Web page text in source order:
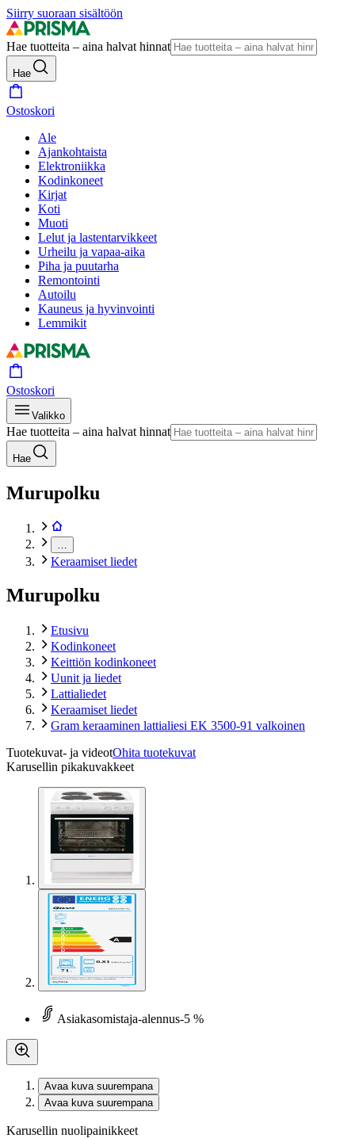
Siirry suoraan sisältöön
Hae tuotteita – aina halvat hinnat
Hae
Ostoskori
Ale
Ajankohtaista
Elektroniikka
Kodinkoneet
Kirjat
Koti
Muoti
Lelut ja lastentarvikkeet
Urheilu ja vapaa-aika
Piha ja puutarha
Remontointi
Autoilu
Kauneus ja hyvinvointi
Lemmikit
Ostoskori
Valikko
Hae tuotteita – aina halvat hinnat
Hae
Murupolku
Keraamiset liedet
Murupolku
Etusivu
Kodinkoneet
Keittiön kodinkoneet
Uunit ja liedet
Lattialiedet
Keraamiset liedet
Gram keraaminen lattialiesi EK 3500-91 valkoinen
Tuotekuvat- ja videotOhita tuotekuvat
Karusellin pikakuvakkeet
Asiakasomistaja-alennus-5 %
Avaa kuva suurempana
Avaa kuva suurempana
Karusellin nuolipainikkeet